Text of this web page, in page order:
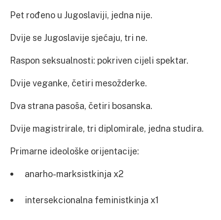
Pet rođeno u Jugoslaviji, jedna nije.
Dvije se Jugoslavije sjećaju, tri ne.
Raspon seksualnosti: pokriven cijeli spektar.
Dvije veganke, četiri mesožderke.
Dva strana pasoša, četiri bosanska.
Dvije magistrirale, tri diplomirale, jedna studira.
Primarne ideološke orijentacije:
anarho-marksistkinja x2
intersekcionalna feministkinja x1